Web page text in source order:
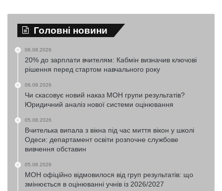
Головні новини
06.08.2026
20% до зарплати вчителям: Кабмін визначив ключові
рішення перед стартом навчального року
06.08.2026
Чи скасовує новий наказ МОН групи результатів?
Юридичний аналіз нової системи оцінювання
05.08.2026
Вчителька випала з вікна під час миття вікон у школі
Одеси: департамент освіти розпочне службове
вивчення обставин
05.08.2026
МОН офіційно відмовилося від груп результатів: що
змінюється в оцінюванні учнів із 2026/2027